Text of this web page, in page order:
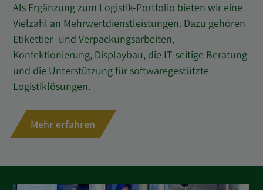
Als Ergänzung zum Logistik-Portfolio bieten wir eine
Vielzahl an Mehrwertdienstleistungen. Dazu gehören
Etikettier- und Verpackungsarbeiten,
Konfektionierung, Displaybau, die IT-seitige Beratung
und die Unterstützung für softwaregestützte
Logistiklösungen.
Mehr erfahren